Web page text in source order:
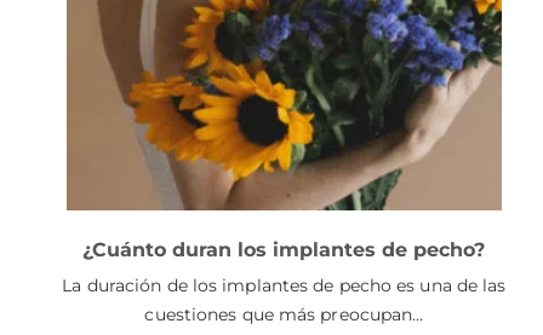
¿Cuánto duran los implantes de pecho?
La duración de los implantes de pecho es una de las
cuestiones que más preocupan…